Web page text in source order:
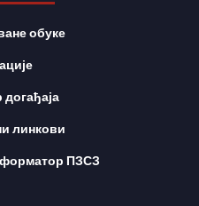
обуке
линкови
ПЗСЗ